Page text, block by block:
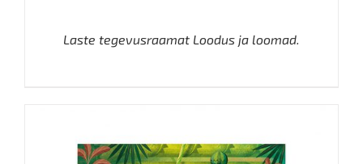
Laste tegevusraamat Loodus ja loomad.